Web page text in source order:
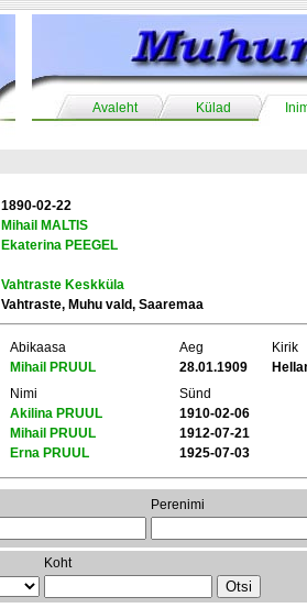
Avaleht Külad
1890-02-22
Mihail MALTIS
Ekaterina PEEGEL
Vahtraste Keskküla
Vahtraste, Muhu vald, Saaremaa
Abikaasa Aeg
Kirik
Mihail PRUUL
28.01.1909
Nimi
Sünd
Akilina PRUUL
1910-02-06
Mihail PRUUL
1912-07-21
Erna PRUUL
1925-07-03
Perenimi
Koht